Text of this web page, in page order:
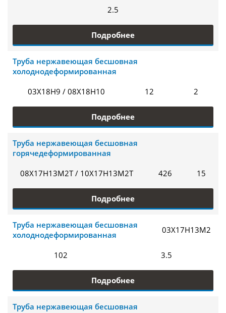
2.5
Подробнее
Труба нержавеющая бесшовная
холоднодеформированная
03Х18Н9 / 08Х18Н10
12 2
Подробнее
Труба нержавеющая бесшовная
горячедеформированная
08Х17Н13М2Т / 10Х17Н13М2Т
426 15
Подробнее
Труба нержавеющая бесшовная
холоднодеформированная
03Х17Н13М2
102 3.5
Подробнее
Труба нержавеющая бесшовная